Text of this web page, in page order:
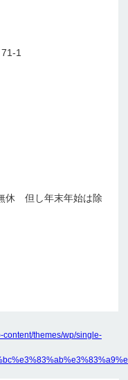
1
休 但し年末年始は除
themes/wp/single-